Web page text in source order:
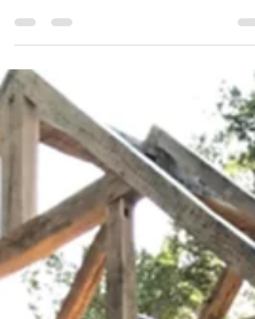
Hanfkalk, Holz, Stroh, Lehm und Stein markiert eine